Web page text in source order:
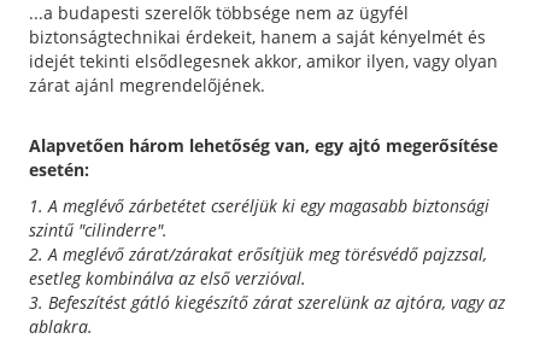
...a budapesti szerelők többsége nem az ügyfél
biztonságtechnikai érdekeit, hanem a saját kényelmét és
idejét tekinti elsődlegesnek akkor, amikor ilyen, vagy olyan
zárat ajánl megrendelőjének.
Alapvetően három lehetőség van, egy ajtó megerősítése
esetén:
1. A meglévő zárbetétet cseréljük ki egy magasabb biztonsági
szintű "cilinderre".
2. A meglévő zárat/zárakat erősítjük meg törésvédő pajzzsal,
esetleg kombinálva az első verzióval.
3. Befeszítést gátló kiegészítő zárat szerelünk az ajtóra, vagy az
ablakra.